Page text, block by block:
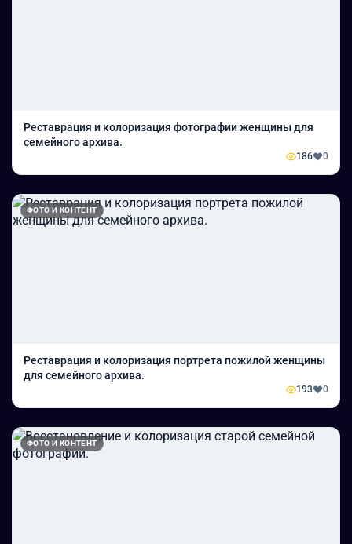
Реставрация и колоризация фотографии женщины для
семейного архива.
186 0
ФОТО И КОНТЕНТ
Реставрация и колоризация портрета пожилой женщины
для семейного архива.
193 0
ФОТО И КОНТЕНТ